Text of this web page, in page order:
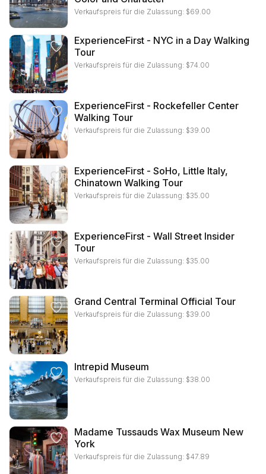
Verkaufspreis für die Zulassung: $69.00
ExperienceFirst - NYC in a Day Walking
Tour
Verkaufspreis für die Zulassung: $74.00
ExperienceFirst - Rockefeller Center
Walking Tour
Verkaufspreis für die Zulassung: $39.00
ExperienceFirst - SoHo, Little Italy,
Chinatown Walking Tour
Verkaufspreis für die Zulassung: $35.00
ExperienceFirst - Wall Street Insider
Tour
Verkaufspreis für die Zulassung: $35.00
Grand Central Terminal Official Tour
Verkaufspreis für die Zulassung: $39.00
Intrepid Museum
Verkaufspreis für die Zulassung: $38.00
Madame Tussauds Wax Museum New
York
Verkaufspreis für die Zulassung: $47.89